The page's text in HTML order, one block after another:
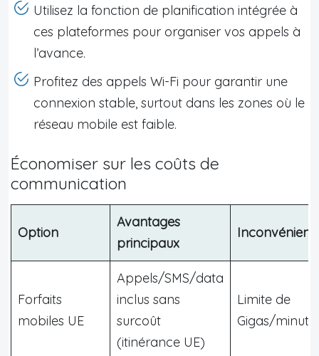
Utilisez la fonction de planification intégrée à
ces plateformes pour organiser vos appels à
l’avance.
Profitez des appels Wi-Fi pour garantir une
connexion stable, surtout dans les zones où le
réseau mobile est faible.
Économiser sur les coûts de
communication
Option
Avantages
principaux
Forfaits
mobiles UE
Appels/SMS/data
inclus sans
surcoût
(itinérance UE)
Limite de
Gigas/